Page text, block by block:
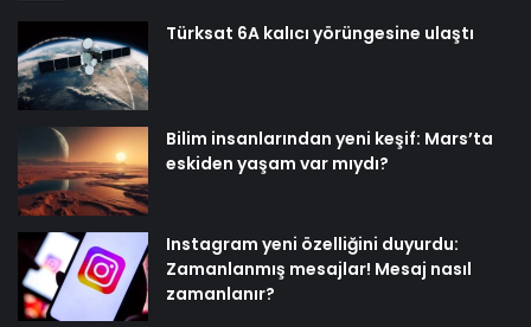
Türksat 6A kalıcı yörüngesine ulaştı
Bilim insanlarından yeni keşif: Mars’ta
eskiden yaşam var mıydı?
Instagram yeni özelliğini duyurdu:
Zamanlanmış mesajlar! Mesaj nasıl
zamanlanır?